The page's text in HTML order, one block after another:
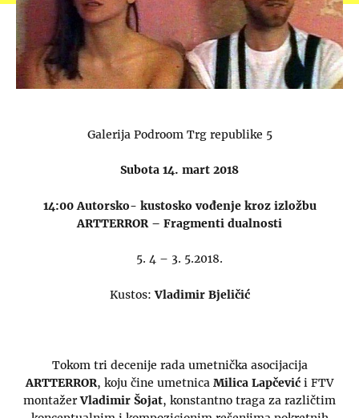
Galerija Podroom Trg republike 5
Subota 14. mart 2018
14:00 Autorsko- kustosko vođenje kroz izložbu
ARTTERROR – Fragmenti dualnosti
5. 4 – 3. 5.2018.
Kustos:Vladimir Bjeličić
Tokom tri decenije rada umetnička asocijacija
ARTTERROR, koju čine umetnica Milica Lapčević i FTV
montažerVladimir Šojat, konstantno traga za različtim